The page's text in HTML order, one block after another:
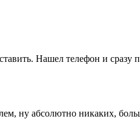
Нашел телефон и сразу
ну абсолютно никаких,